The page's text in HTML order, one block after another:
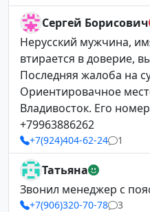
Сергей Борисович
Нерусский мужчина,
втирается в доверие,
Последняя жалоба на
Ориентировачное
Владивосток. Его
+79963886262
+7(924)404-62-24 1
Татьяна
Звонил менеджер с
+7(906)320-70-78 3